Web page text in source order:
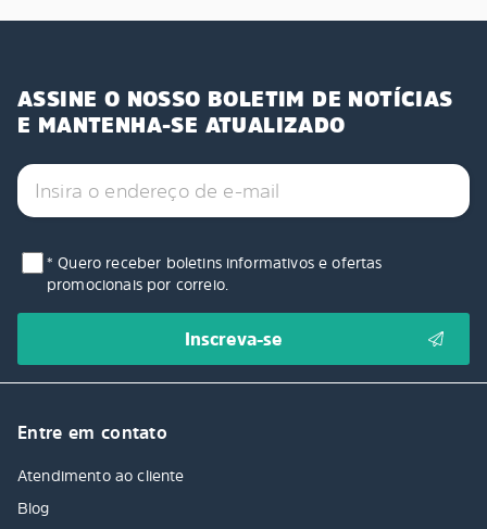
ASSINE O NOSSO BOLETIM DE NOTÍCIAS
E MANTENHA-SE ATUALIZADO
* Quero receber boletins informativos e ofertas
promocionais por correio.
Entre em contato
Atendimento ao cliente
Blog